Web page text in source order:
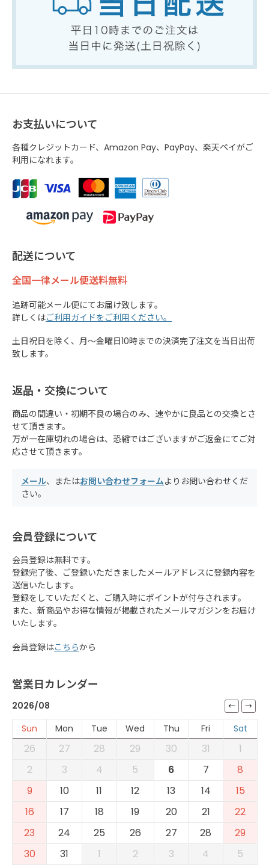
お支払いについて
各種クレジットカード、Amazon Pay、PayPay、楽天ペイがご
利用になれます。
配送について
全国一律メール便送料無料
追跡可能メール便にてお届け致します。
詳しくはご利用ガイドをご利用ください。
土日祝日を除く、月～金曜日10時までの決済完了注文を当日出荷
致します。
返品・交換について
商品の間違い・初期不良の場合のみ、速やかに良品との交換とさ
せて頂きます。
万が一在庫切れの場合は、恐縮ではございますがご返金にてご対
応させて頂きます。
メール、またはお問い合わせフォームよりお問い合わせくだ
さい。
会員登録について
会員登録は無料です。
登録完了後、ご登録いただきましたメールアドレスに登録内容を
送信いたします。
登録をしていただくと、ご購入時にポイントが付与されます。
また、新商品やお得な情報が掲載されたメールマガジンをお届け
いたします。
会員登録はこちらから
営業日カレンダー
2026/08
Sun
Mon Tue Wed Thu Fri Sat
26 27 28 29 30 31
1
2
3 4 5 6 7
8
9
10 11 12 13 14
15
16
17 18 19 20 21
22
23
24 25 26 27 28
29
30
31 1 2 3 4 5